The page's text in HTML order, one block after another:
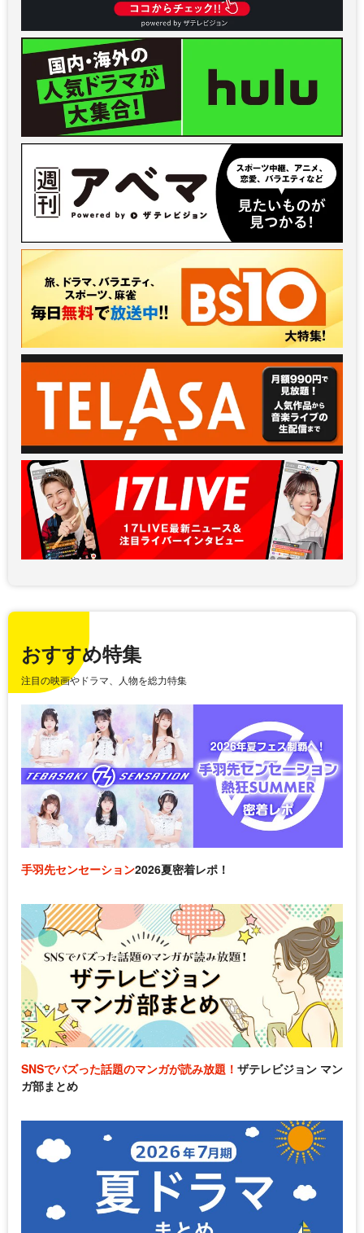
おすすめ特集
注目の映画やドラマ、人物を総力特集
手羽先センセーション2026夏密着レポ！
SNSでバズった話題のマンガが読み放題！ ザテレビジョン マン
ガ部まとめ